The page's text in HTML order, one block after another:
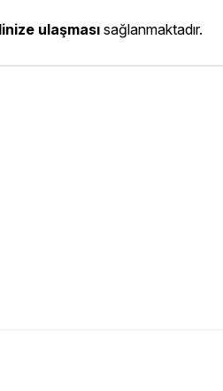
ulaşması sağlanmaktadır.